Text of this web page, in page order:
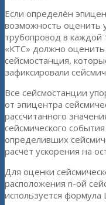
Если определён
возможность оценить
трубопровод в каждой
«КТС» должно
сейсмостанция,
зафиксировали
Все сейсмостанции
от эпицентра
рассчитанного
сейсмического
определивших
расчёт ускорения на
Для оценки
расположения n-ой
используется